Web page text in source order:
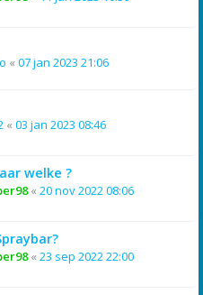
« 07 jan 2023 21:06
« 03 jan 2023 08:46
welke ?
« 20 nov 2022 08:06
« 23 sep 2022 22:00